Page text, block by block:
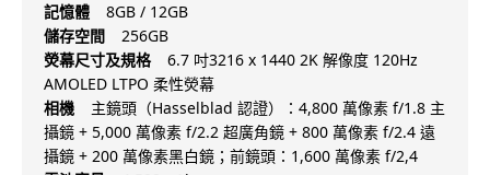
記憶體
8GB / 12GB
儲存空間
256GB
熒幕尺寸及規格
6.7 吋3216 x 1440 2K 解像度 120Hz
AMOLED LTPO 柔性熒幕
相機
主鏡頭（Hasselblad 認證）：4,800 萬像素 f/1.8 主
攝鏡 + 5,000 萬像素 f/2.2 超廣角鏡 + 800 萬像素 f/2.4 遠
攝鏡 + 200 萬像素黑白鏡；前鏡頭：1,600 萬像素 f/2,4